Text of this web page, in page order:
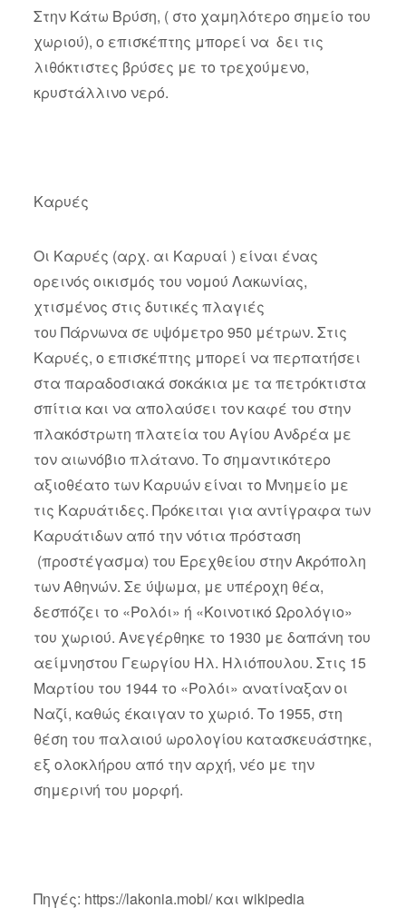
Στην Κάτω Βρύση, ( στο χαμηλότερο σημείο του
χωριού), ο επισκέπτης μπορεί να δει τις
λιθόκτιστες βρύσες με το τρεχούμενο,
κρυστάλλινο νερό.
Καρυές
Οι Καρυές (αρχ. αι Καρυαί ) είναι ένας
ορεινός οικισμός του νομού Λακωνίας,
χτισμένος στις δυτικές πλαγιές
του Πάρνωνα σε υψόμετρο 950 μέτρων. Στις
Καρυές, ο επισκέπτης μπορεί να περπατήσει
στα παραδοσιακά σοκάκια με τα πετρόκτιστα
σπίτια και να απολαύσει τον καφέ του στην
πλακόστρωτη πλατεία του Αγίου Ανδρέα με
τον αιωνόβιο πλάτανο. Το σημαντικότερο
αξιοθέατο των Καρυών είναι το Μνημείο με
τις Καρυάτιδες. Πρόκειται για αντίγραφα των
Καρυάτιδων από την νότια πρόσταση
(προστέγασμα) του Ερεχθείου στην Ακρόπολη
των Αθηνών. Σε ύψωμα, με υπέροχη θέα,
δεσπόζει το «Ρολόι» ή «Κοινοτικό Ωρολόγιο»
του χωριού. Ανεγέρθηκε το 1930 με δαπάνη του
αείμνηστου Γεωργίου Ηλ. Ηλιόπουλου. Στις 15
Μαρτίου του 1944 το «Ρολόι» ανατίναξαν οι
Ναζί, καθώς έκαιγαν το χωριό. Το 1955, στη
θέση του παλαιού ωρολογίου κατασκευάστηκε,
εξ ολοκλήρου από την αρχή, νέο με την
σημερινή του μορφή.
Πηγές: https://lakonia.mobi/ και wikipedia